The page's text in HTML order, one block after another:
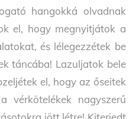
hangokká olvadnak
el, hogy megnyitjátok a
és lélegezzétek be
táncába! Lazuljatok bele
el, hogy az őseitek
vérkötelékek nagyszerű